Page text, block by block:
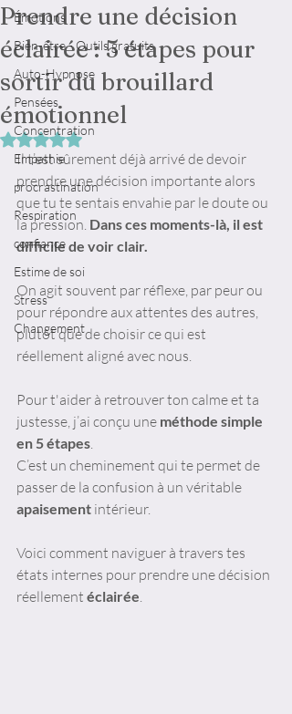
Émotions
Bien-être - Outils gratuits
Auto-Hypnose
Pensées
Concentration
Empathie
procrastination
Respiration
confiance
Estime de soi
Stress
Changement
Prendre une décision
éclairée : 5 étapes pour
sortir du brouillard
émotionnel
Noté NaN étoiles sur 5.
Il t’est sûrement déjà arrivé de devoir
prendre une décision importante alors
que tu te sentais envahie par le doute ou
la pression. Dans ces moments-là, il est
difficile de voir clair.
On agit souvent par réflexe, par peur ou
pour répondre aux attentes des autres,
plutôt que de choisir ce qui est
réellement aligné avec nous.
Pour t'aider à retrouver ton calme et ta
justesse, j’ai conçu une méthode simple
en 5 étapes
C’est un cheminement qui te permet de
passer de la confusion à un véritable
apaisement intérieur.
Voici comment naviguer à travers tes
états internes pour prendre une décision
réellement éclairée